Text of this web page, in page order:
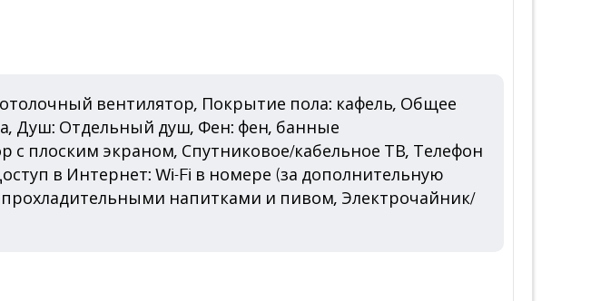
вентилятор, Покрытие пола: кафель, Общее
Душ: Отдельный душ, Фен: фен, банные
с плоским экраном, Спутниковое/кабельное ТВ, Телефон
в Интернет: Wi-Fi в номере (за дополнительную
напитками и пивом, Электрочайник/